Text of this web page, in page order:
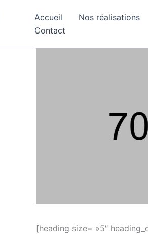
Accueil Nos réalisations
Contact
[heading size= »5″